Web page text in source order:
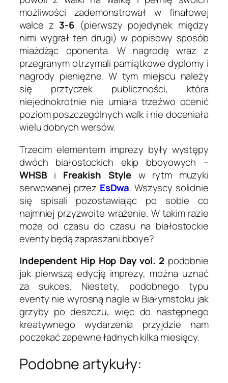
możliwości zademonstrował w finałowej
walce z 3-6 (pierwszy pojedynek między
nimi wygrał ten drugi) w popisowy sposób
miażdżąc oponenta. W nagrodę wraz z
przegranym otrzymali pamiątkowe dyplomy i
nagrody pieniężne. W tym miejscu należy
się prztyczek publiczności, która
niejednokrotnie nie umiała trzeźwo ocenić
poziom poszczególnych walk i nie doceniała
wielu dobrych wersów.
Trzecim elementem imprezy były występy
dwóch białostockich ekip bboyowych –
WHSB i Freakish Style w rytm muzyki
serwowanej przez EsDwa. Wszyscy solidnie
się spisali pozostawiając po sobie co
najmniej przyzwoite wrażenie. W takim razie
może od czasu do czasu na białostockie
eventy będą zapraszani bboye?
Independent Hip Hop Day vol. 2 podobnie
jak pierwszą edycję imprezy, można uznać
za sukces. Niestety, podobnego typu
eventy nie wyrosną nagle w Białymstoku jak
grzyby po deszczu, więc do następnego
kreatywnego wydarzenia przyjdzie nam
poczekać zapewne ładnych kilka miesięcy.
Podobne artykuły: